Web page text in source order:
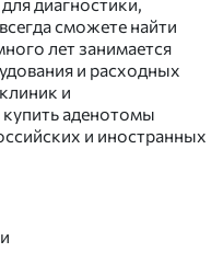
сможете найти
лет занимается
и расходных
и
аденотомы
и иностранных